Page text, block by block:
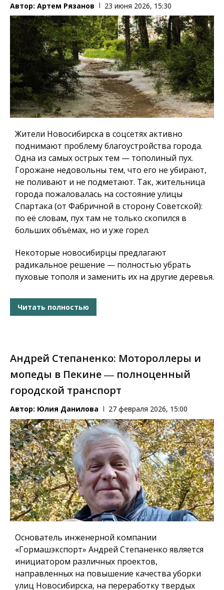
Автор: Артем Рязанов 23 июня 2026, 15:30
Жители Новосибирска в соцсетях активно
поднимают проблему благоустройства города.
Одна из самых острых тем — тополиный пух.
Горожане недовольны тем, что его не убирают,
не поливают и не подметают. Так, жительница
города пожаловалась на состояние улицы
Спартака (от Фабричной в сторону Советской):
по её словам, пух там не только скопился в
больших объёмах, но и уже горел.
Некоторые новосибирцы предлагают
радикальное решение — полностью убрать
пуховые тополя и заменить их на другие деревья.
Читать полностью
Андрей Степаненко: Мотороллеры и
мопеды в Пекине ― полноценный
городской транспорт
Автор: Юлия Данилова 27 февраля 2026, 15:00
Основатель инженерной компании
«Гормашэкспорт» Андрей Степаненко является
инициатором различных проектов,
направленных на повышение качества уборки
улиц Новосибирска, на переработку твердых